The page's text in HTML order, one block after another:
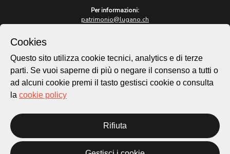
Per informazioni:
patrimonio@lugano.ch
lugano.ch
Cookie policy
Homepage
Temi
Mappa
Cookies
Questo sito utilizza cookie tecnici, analytics e di terze
parti. Se vuoi saperne di più o negare il consenso a tutti o
ad alcuni cookie premi il tasto gestisci cookie o consulta
la cookie policy
Rifiuta